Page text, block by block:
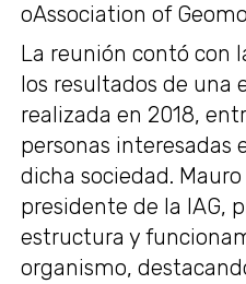
oAssociation of
La reunión contó con
los resultados de una
realizada en 2018,
personas interesadas
dicha sociedad.
presidente de la IAG,
estructura y
organismo,